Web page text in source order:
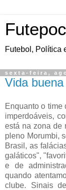
Futebol, Política
sexta-feira,
Vida buena
Enquanto o
imperdoáveis,
está na zona de
pleno Morumbi,
Brasil, as
galáticos",
e de
quando
clube. Sinais